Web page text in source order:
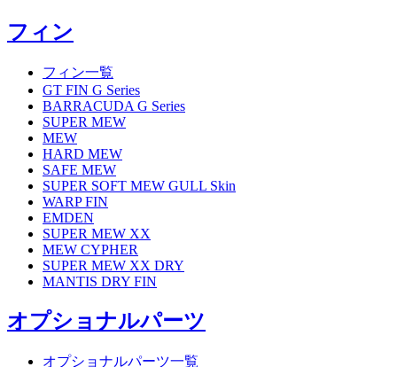
フィン
フィン一覧
GT FIN G Series
BARRACUDA G Series
SUPER MEW
MEW
HARD MEW
SAFE MEW
SUPER SOFT MEW GULL Skin
WARP FIN
EMDEN
SUPER MEW XX
MEW CYPHER
SUPER MEW XX DRY
MANTIS DRY FIN
オプショナルパーツ
オプショナルパーツ一覧